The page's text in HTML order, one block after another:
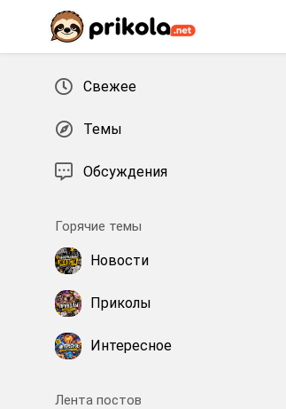
Перейти к контенту
Свежее
Темы
Обсуждения
Горячие темы
Новости
Приколы
Интересное
Лента постов